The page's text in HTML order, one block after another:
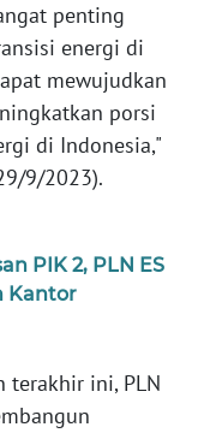
penting
energi di
mewujudkan
porsi
di Indonesia,"
9/2023).
PIK 2, PLN ES
Kantor
terakhir ini, PLN